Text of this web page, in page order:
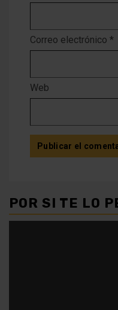
Correo electrónico *
Web
POR SI TE LO